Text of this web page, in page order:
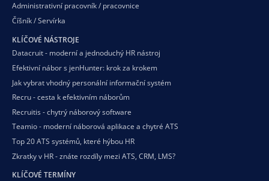
Administrativní pracovník / pracovnice
Číšník / Servírka
KLÍČOVÉ NÁSTROJE
Datacruit - moderní a jednoduchý HR nástroj
Efektivní nábor s jenHunter: krok za krokem
Jak vybrat vhodný personální informační systém
Recru - cesta k efektivním náborům
Recruitis - chytrý náborový software
Teamio - moderní náborová aplikace a chytré ATS
Top 20 ATS systémů, které hýbou HR
Zkratky v HR - znáte rozdíly mezi ATS, CRM, LMS?
KLÍČOVÉ TERMÍNY